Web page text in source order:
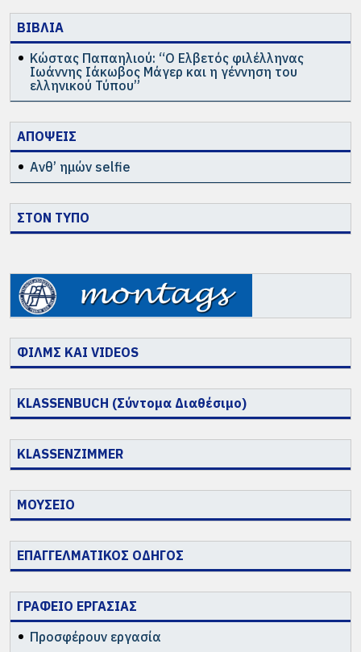
ΒΙΒΛΙΑ
Κώστας Παπαηλιού: “Ο Ελβετός φιλέλληνας
Ιωάννης Ιάκωβος Μάγερ και η γέννηση του
ελληνικού Τύπου”
ΑΠΟΨΕΙΣ
Ανθ’ ημών selfie
ΣΤΟΝ ΤΥΠΟ
ΦΙΛΜΣ ΚΑΙ VIDEOS
KLASSENBUCH (Σύντομα Διαθέσιμο)
KLASSENZIMMER
ΜΟΥΣΕΙΟ
ΕΠΑΓΓΕΛΜΑΤΙΚΟΣ ΟΔΗΓΟΣ
ΓΡΑΦΕΙΟ ΕΡΓΑΣΙΑΣ
Προσφέρουν εργασία